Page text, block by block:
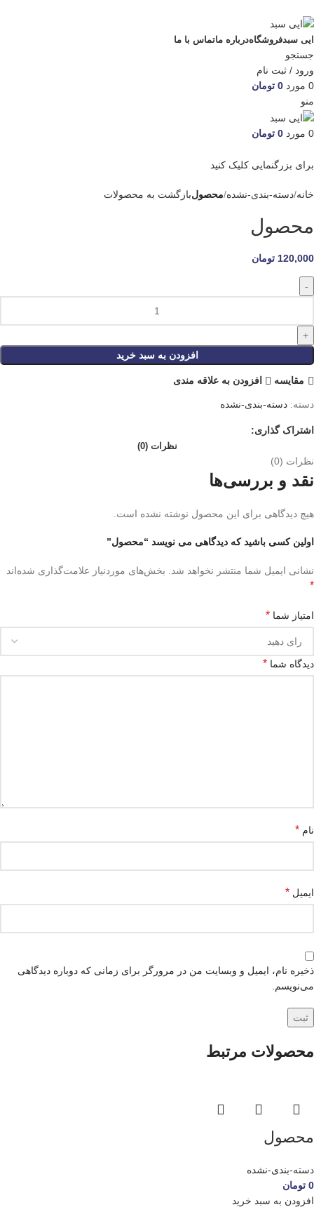
ایی سبدفروشگاهدرباره ماتماس با ما
جستجو
ورود / ثبت نام
0 مورد 0 تومان
منو
0 مورد 0 تومان
برای بزرگنمایی کلیک کنید
خانه دسته-بندی-نشده محصولبازگشت به محصولات
محصول
120,000 تومان
افزودن به سبد خرید
مقايسه افزودن به علاقه مندی
دسته: دسته-بندی-نشده
اشتراک گذاری:
نظرات (0)
نظرات (0)
نقد و بررسی‌ها
هیچ دیدگاهی برای این محصول نوشته نشده است.
اولین کسی باشید که دیدگاهی می نویسد “محصول”
نشانی ایمیل شما منتشر نخواهد شد. بخش‌های موردنیاز علامت‌گذاری شده‌اند
*
امتیاز شما *
دیدگاه شما *
نام *
ایمیل *
ذخیره نام، ایمیل و وبسایت من در مرورگر برای زمانی که دوباره دیدگاهی
می‌نویسم.
محصولات مرتبط
محصول
دسته-بندی-نشده
0 تومان
افزودن به سبد خرید